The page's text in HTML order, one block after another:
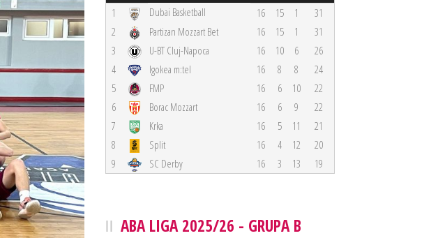
1 Dubai Basketball 16 15 1
31
2
Partizan Mozzart Bet 16 15 1
31
3
U-BT Cluj-Napoca 16 10 6
26
4
Igokea m:tel 16 8 8
24
5
FMP 16 6 10
22
6
Borac Mozzart 16 6 9
22
7
Krka 16 5 11
21
8
Split 16 4 12
20
9
SC Derby 16 3 13 19
ABA LIGA 2025/26 - GRUPA B